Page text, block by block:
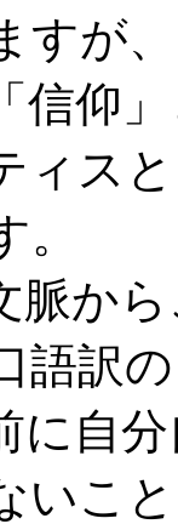
すが
信仰
ィス
か
語訳
に自
いこ